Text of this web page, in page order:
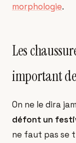
morphologie.
Les
important
On ne le dira
défont un
ne faut pas se